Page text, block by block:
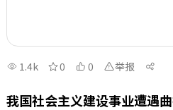
1.4k 0 0 举报
我国社会主义建设事业遭遇